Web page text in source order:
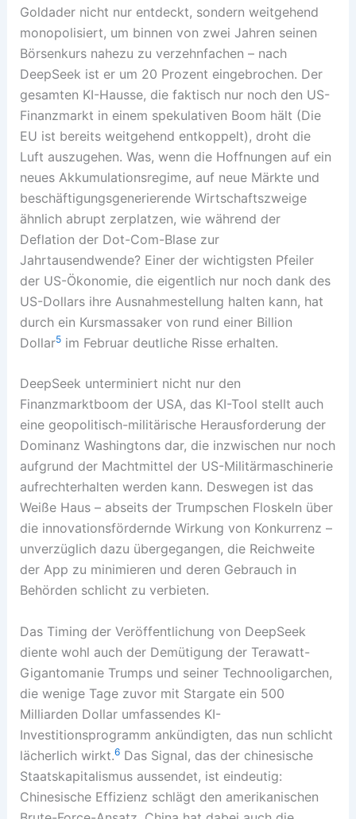
Goldader nicht nur entdeckt, sondern weitgehend
monopolisiert, um binnen von zwei Jahren seinen
Börsenkurs nahezu zu verzehnfachen – nach
DeepSeek ist er um 20 Prozent eingebrochen. Der
gesamten KI-Hausse, die faktisch nur noch den US-
Finanzmarkt in einem spekulativen Boom hält (Die
EU ist bereits weitgehend entkoppelt), droht die
Luft auszugehen. Was, wenn die Hoffnungen auf ein
neues Akkumulationsregime, auf neue Märkte und
beschäftigungsgenerierende Wirtschaftszweige
ähnlich abrupt zerplatzen, wie während der
Deflation der Dot-Com-Blase zur
Jahrtausendwende? Einer der wichtigsten Pfeiler
der US-Ökonomie, die eigentlich nur noch dank des
US-Dollars ihre Ausnahmestellung halten kann, hat
durch ein Kursmassaker von rund einer Billion
Dollar5im Februar deutliche Risse erhalten.
DeepSeek unterminiert nicht nur den
Finanzmarktboom der USA, das KI-Tool stellt auch
eine geopolitisch-militärische Herausforderung der
Dominanz Washingtons dar, die inzwischen nur noch
aufgrund der Machtmittel der US-Militärmaschinerie
aufrechterhalten werden kann. Deswegen ist das
Weiße Haus – abseits der Trumpschen Floskeln über
die innovationsfördernde Wirkung von Konkurrenz –
unverzüglich dazu übergegangen, die Reichweite
der App zu minimieren und deren Gebrauch in
Behörden schlicht zu verbieten.
Das Timing der Veröffentlichung von DeepSeek
diente wohl auch der Demütigung der Terawatt-
Gigantomanie Trumps und seiner Technooligarchen,
die wenige Tage zuvor mit Stargate ein 500
Milliarden Dollar umfassendes KI-
Investitionsprogramm ankündigten, das nun schlicht
lächerlich wirkt.6Das Signal, das der chinesische
Staatskapitalismus aussendet, ist eindeutig:
Chinesische Effizienz schlägt den amerikanischen